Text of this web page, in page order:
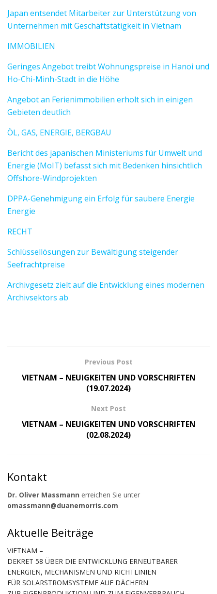
Japan entsendet Mitarbeiter zur Unterstützung von
Unternehmen mit Geschäftstätigkeit in Vietnam
IMMOBILIEN
Geringes Angebot treibt Wohnungspreise in Hanoi und
Ho-Chi-Minh-Stadt in die Höhe
Angebot an Ferienimmobilien erholt sich in einigen
Gebieten deutlich
ÖL, GAS, ENERGIE, BERGBAU
Bericht des japanischen Ministeriums für Umwelt und
Energie (MoIT) befasst sich mit Bedenken hinsichtlich
Offshore-Windprojekten
DPPA-Genehmigung ein Erfolg für saubere Energie
Energie
RECHT
Schlüssellösungen zur Bewältigung steigender
Seefrachtpreise
Archivgesetz zielt auf die Entwicklung eines modernen
Archivsektors ab
Previous Post
VIETNAM – NEUIGKEITEN UND VORSCHRIFTEN
(19.07.2024)
Next Post
VIETNAM – NEUIGKEITEN UND VORSCHRIFTEN
(02.08.2024)
Kontakt
Dr. Oliver Massmann erreichen Sie unter
omassmann@duanemorris.com
Aktuelle Beiträge
VIETNAM –
DEKRET 58 ÜBER DIE ENTWICKLUNG ERNEUTBARER
ENERGIEN, MECHANISMEN UND RICHTLINIEN
FÜR SOLARSTROMSYSTEME AUF DÄCHERN